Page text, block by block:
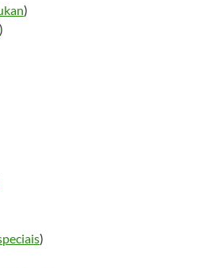
)
)
)